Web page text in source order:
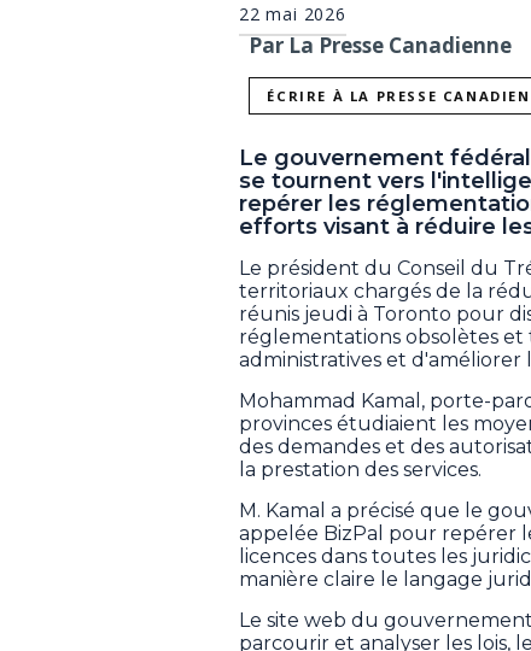
22 mai 2026
Par La Presse Canadienne
ÉCRIRE À LA PRESSE
Le gouvernement
se tournent vers
repérer les
efforts visant à réduire
Le président du Conseil du
territoriaux chargés de la
réunis jeudi à Toronto pour
réglementations obsolètes
administratives et d'améliorer
Mohammad Kamal, porte-
provinces étudiaient les
des demandes et des
la prestation des services.
M. Kamal a précisé que le
appelée BizPal pour repérer
licences dans toutes les
manière claire le langage
Le site web du
parcourir et analyser les lois,